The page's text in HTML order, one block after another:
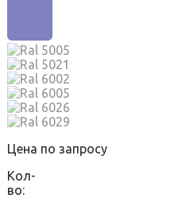
Цена по запросу
Кол-
во: